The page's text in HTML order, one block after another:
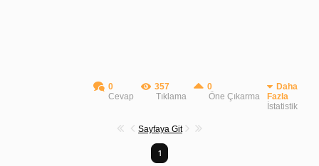
0
Cevap
357
Tıklama
0
Öne Çıkarma
Daha
Fazla
İstatistik
Sayfaya Git
1